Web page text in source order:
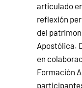
articulado
reflexión
del
Apostólica.
en
Formación